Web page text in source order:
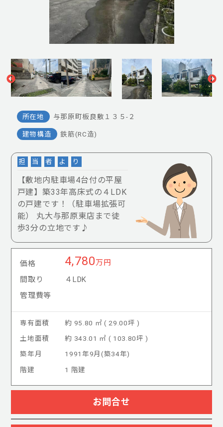
所在地 与那原町板良敷１３５-２
建物構造 鉄筋(RC造)
担 当 者 よ り
【敷地内駐車場4台付の平屋
戸建】築33年高床式の４LDK
の戸建です！（駐車場拡張可
能） 丸大与那原東店まで徒
歩3分の立地です♪
価格 4,780万円
間取り
４LDK
管理費等
専有面積
約 95.80 ㎡ ( 29.00坪 )
土地面積
約 343.01 ㎡ ( 103.80坪 )
築年月
1991年9月(築34年)
階建
1 階建
お問合せ